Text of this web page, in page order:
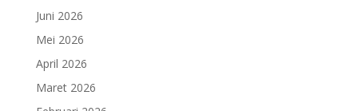
Juni 2026
Mei 2026
April 2026
Maret 2026